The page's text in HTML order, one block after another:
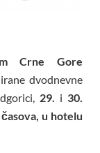
Crne Gore
dvodnevne
29. i 30.
u hotelu